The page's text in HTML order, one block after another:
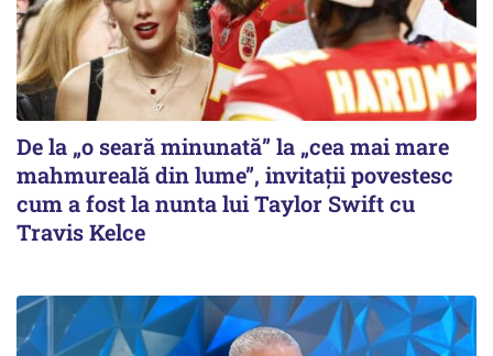
De la „o seară minunată” la „cea mai mare
mahmureală din lume”, invitații povestesc
cum a fost la nunta lui Taylor Swift cu
Travis Kelce